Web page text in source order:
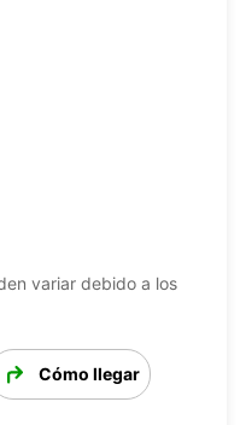
variar debido a los
Cómo llegar